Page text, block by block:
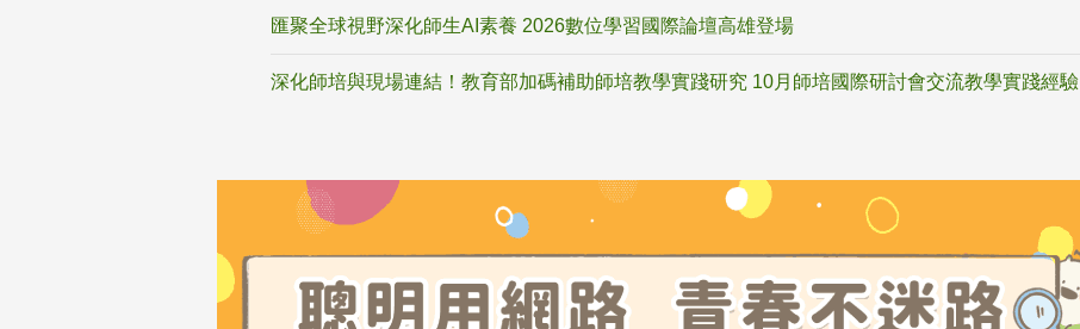
匯聚全球視野深化師生AI素養 2026數位學習國際論壇高雄登場
深化師培與現場連結！教育部加碼補助師培教學實踐研究 10月師培國際研討會交流教學實踐經驗